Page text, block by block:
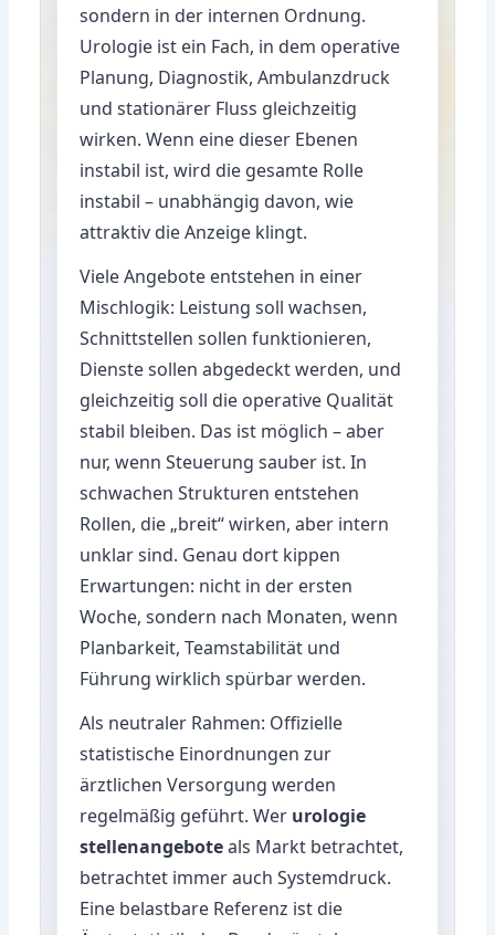
sondern in der internen Ordnung.
Urologie ist ein Fach, in dem operative
Planung, Diagnostik, Ambulanzdruck
und stationärer Fluss gleichzeitig
wirken. Wenn eine dieser Ebenen
instabil ist, wird die gesamte Rolle
instabil – unabhängig davon, wie
attraktiv die Anzeige klingt.
Viele Angebote entstehen in einer
Mischlogik: Leistung soll wachsen,
Schnittstellen sollen funktionieren,
Dienste sollen abgedeckt werden, und
gleichzeitig soll die operative Qualität
stabil bleiben. Das ist möglich – aber
nur, wenn Steuerung sauber ist. In
schwachen Strukturen entstehen
Rollen, die „breit“ wirken, aber intern
unklar sind. Genau dort kippen
Erwartungen: nicht in der ersten
Woche, sondern nach Monaten, wenn
Planbarkeit, Teamstabilität und
Führung wirklich spürbar werden.
Als neutraler Rahmen: Offizielle
statistische Einordnungen zur
ärztlichen Versorgung werden
regelmäßig geführt. Wer urologie
stellenangeboteals Markt betrachtet,
betrachtet immer auch Systemdruck.
Eine belastbare Referenz ist die